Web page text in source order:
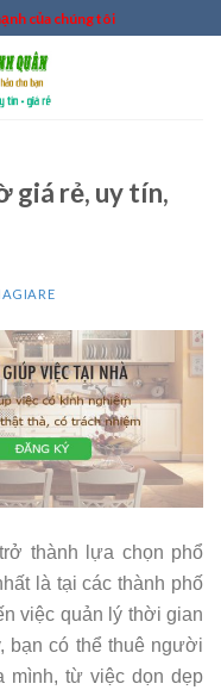
của chúng tôi
giá rẻ, uy tín,
thành lựa chọn phổ
là tại các thành phố
việc quản lý thời gian
bạn có thể thuê người
mình, từ việc dọn dẹp